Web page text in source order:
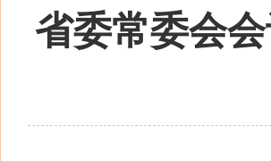
省委常委会